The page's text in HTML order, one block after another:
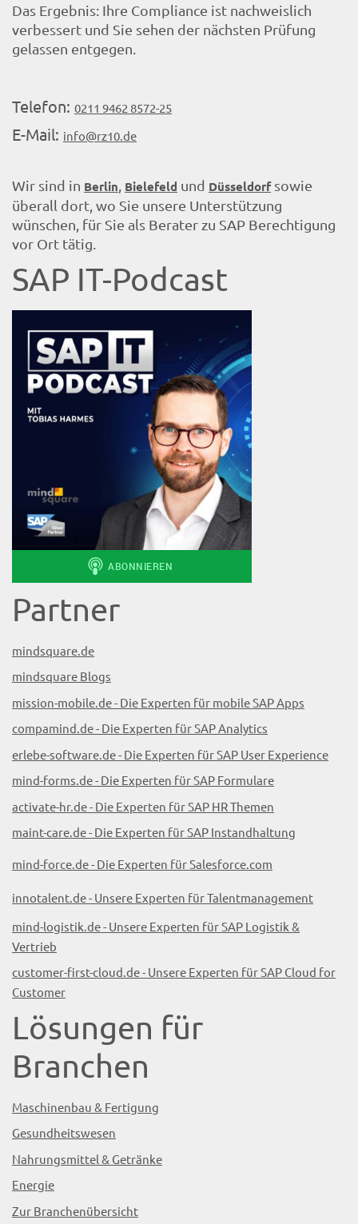
Das Ergebnis: Ihre Compliance ist nachweislich
verbessert und Sie sehen der nächsten Prüfung
gelassen entgegen.
Telefon: 0211 9462 8572-25
E-Mail: info@rz10.de
Wir sind in Berlin, Bielefeld und Düsseldorfsowie
überall dort, wo Sie unsere Unterstützung
wünschen, für Sie als Berater zu SAP Berechtigung
vor Ort tätig.
SAP IT-Podcast
Partner
mindsquare.de
mindsquare Blogs
mission-mobile.de - Die Experten für mobile SAP Apps
compamind.de - Die Experten für SAP Analytics
erlebe-software.de - Die Experten für SAP User Experience
mind-forms.de - Die Experten für SAP Formulare
activate-hr.de - Die Experten für SAP HR Themen
maint-care.de - Die Experten für SAP Instandhaltung
mind-force.de - Die Experten für Salesforce.com
innotalent.de - Unsere Experten für Talentmanagement
mind-logistik.de - Unsere Experten für SAP Logistik &
Vertrieb
customer-first-cloud.de - Unsere Experten für SAP Cloud for
Customer
Lösungen für
Branchen
Maschinenbau & Fertigung
Gesundheitswesen
Nahrungsmittel & Getränke
Energie
Zur Branchenübersicht